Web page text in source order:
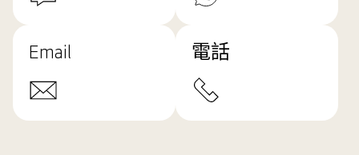
Email 電話